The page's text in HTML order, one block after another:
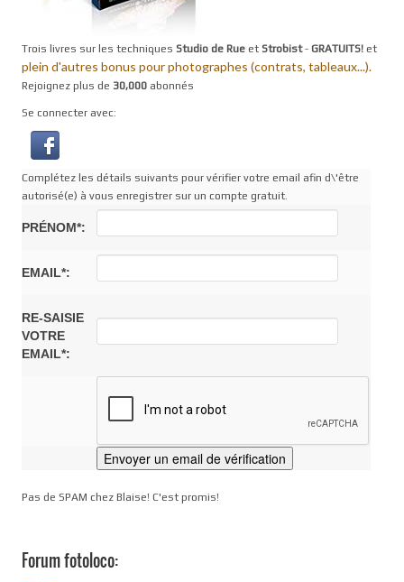
Trois livres sur les techniques Studio de Rue et Strobist- GRATUITS! et
plein d'autres bonus pour photographes (contrats, tableaux...).
Rejoignez plus de 30,000 abonnés
Se connecter avec:
Complétez les détails suivants pour vérifier votre email afin d\'être
autorisé(e) à vous enregistrer sur un compte gratuit.
PRÉNOM*:
EMAIL*:
RE-SAISIE
VOTRE
EMAIL*:
Pas de SPAM chez Blaise! C'est promis!
Forum fotoloco: